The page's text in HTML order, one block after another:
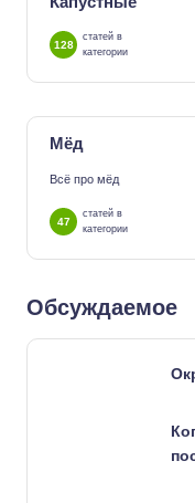
128
статей в
категории
Мёд
Всё про мёд
47
статей в
категории
Обсуждаемое